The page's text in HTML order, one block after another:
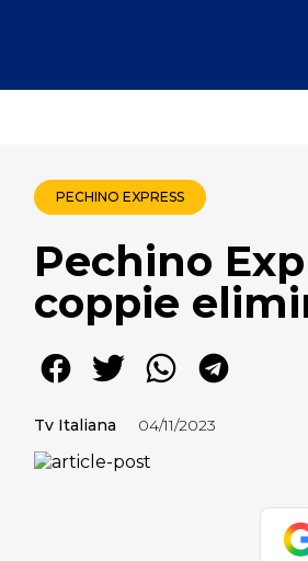
PECHINO EXPRESS
Pechino
coppie
Tv Italiana 04/11/2023